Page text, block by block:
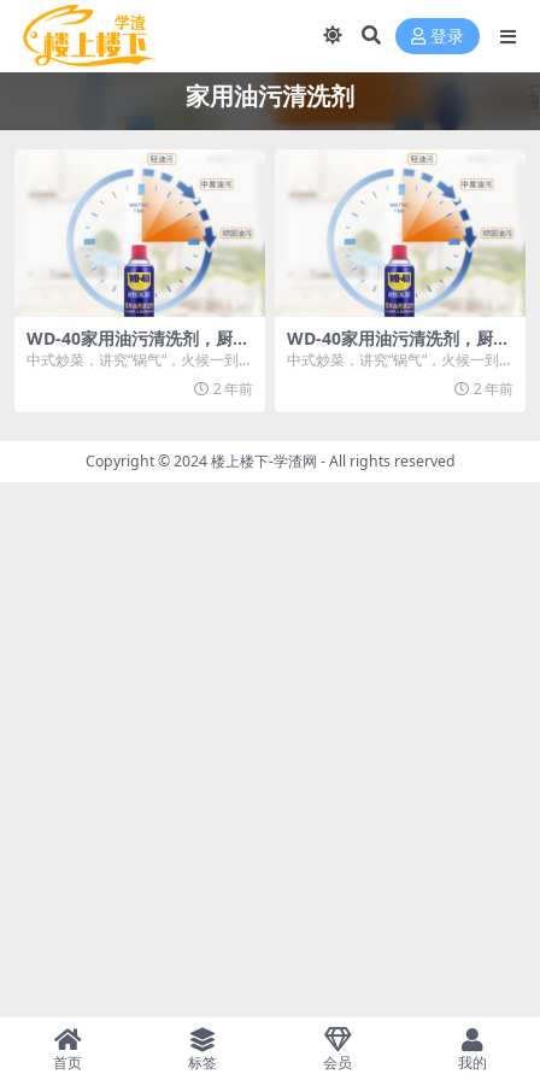
登录
家用油污清洗剂
WD-40家用油污清洗剂，厨房
利器
中式炒菜，讲究“锅气“，火候一到
位，色香味俱全，久而久之，油污
2 年前
WD-40家用油污清洗剂，厨房
利器
中式炒菜，讲究“锅气“，火候一到
位，色香味俱全，久而久之，油污
2 年前
Copyright © 2024楼上楼下-学渣网 - All rights reserved
首页 标签 会员 我的